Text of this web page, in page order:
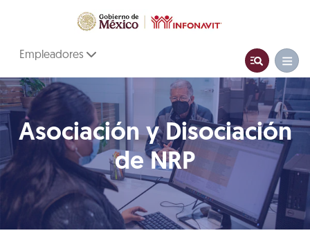
Empleadores
Asociación y Disociación
de NRP